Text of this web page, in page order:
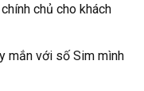
chủ cho khách
mắn với số Sim mình